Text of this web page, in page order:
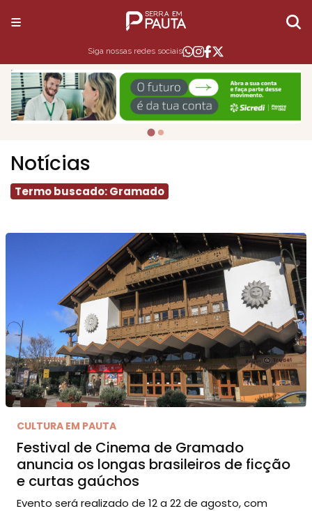
Siga nossas redes sociais
Notícias
Termo buscado: Gramado
CULTURA EM PAUTA
Festival de Cinema de Gramado
anuncia os longas brasileiros de ficção
e curtas gaúchos
Evento será realizado de 12 a 22 de agosto, com